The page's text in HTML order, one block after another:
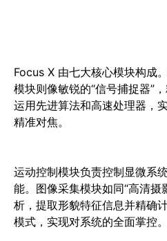
Focus X 由七大核心模块构成
模块则像敏锐的“信号捕捉器”
运用先进算法和高速处理器，
精准对焦。
运动控制模块负责控制显微系
能。图像采集模块如同“高清
析，提取形貌特征信息并精确
模式，实现对系统的全面掌控。